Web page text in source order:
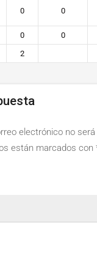
0 0
0 0
2
electrónico no será
están marcados con